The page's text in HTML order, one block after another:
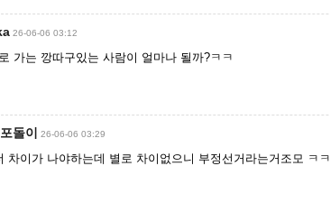
26-06-06 03:12
가는 깡따구있는 사람이 얼마나 될까?ㅋㅋ
돌이 26-06-06 03:29
차이가 나야하는데 별로 차이없으니 부정선거라는거조모 ㅋㅋ